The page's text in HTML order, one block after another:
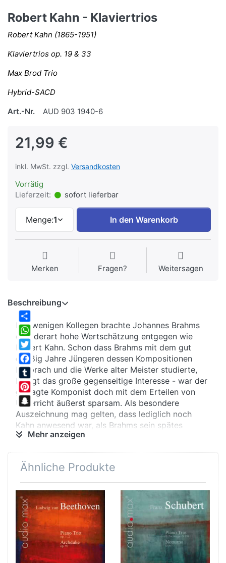
Robert Kahn - Klaviertrios
Robert Kahn (1865-1951)
Klaviertrios op. 19 & 33
Max Brod Trio
Hybrid-SACD
Art.-Nr.
AUD 903 1940-6
21,99 €
inkl. MwSt. zzgl. Versandkosten
Vorrätig
Lieferzeit:
sofort lieferbar
Menge:1 In den Warenkorb
Merken Fragen? Weitersagen
Share
WhatsApp
Twitter
Facebook
Tumblr
Pinterest
Snapchat
Beschreibung
Nur wenigen Kollegen brachte Johannes Brahms
eine derart hohe Wertschätzung entgegen wie
Robert Kahn. Schon dass Brahms mit dem gut
dreißig Jahre Jüngeren dessen Kompositionen
besprach und die Werke alter Meister studierte,
belegt das große gegenseitige Interesse - war der
gefragte Komponist doch mit dem Erteilen von
Unterricht äußerst sparsam. Als besondere
Auszeichnung mag gelten, dass lediglich noch
Kahn anwesend war, als Brahms sein spätes
Klarinettentrio op. 114 Clara Schumann vorstellte.
Talents angenommen und die beiden Klaviertrios
op. 19 und op. 33 in bester Klangtechnik
eingespielt.
Darin zeigt sich Kahn als durchaus eigenständiger
Geist: Schon in der äußeren Form bezieht er sich
eher auf klassische Vorbilder denn auf Brahms,
und sein ausgeprägtes Gespür für mitreißende
Melodien schlägt sich auch in diesen Werken
Mehr anzeigen
Ähnliche Produkte